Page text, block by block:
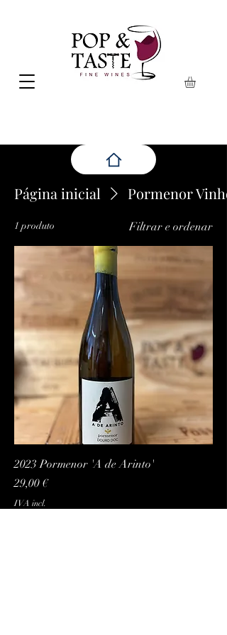
Página inicial Pormenor
1 produto Filtrar e ordenar
2023 Pormenor 'A de Arinto'
Preço
29,00 €
IVA incl.